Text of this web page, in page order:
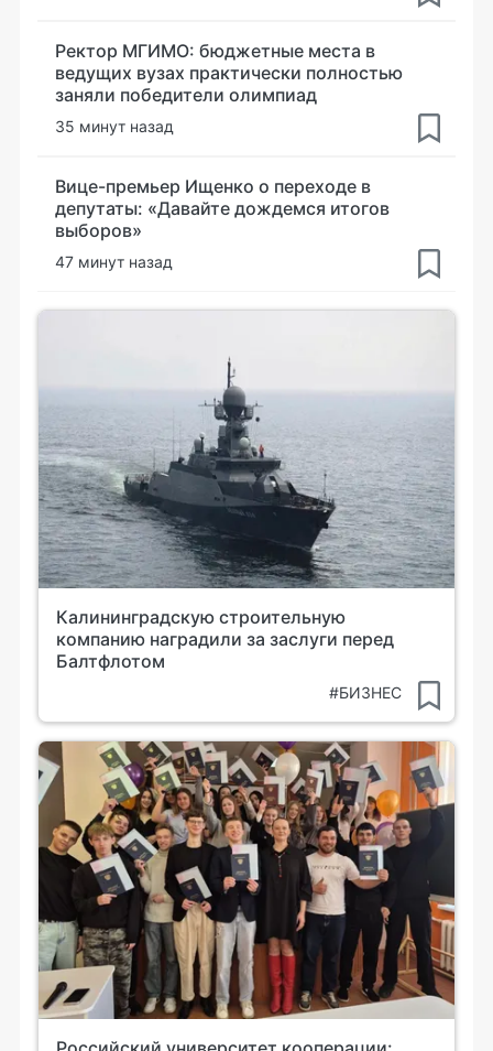
Ректор МГИМО: бюджетные места в
ведущих вузах практически полностью
заняли победители олимпиад
35 минут назад
Вице-премьер Ищенко о переходе в
депутаты: «Давайте дождемся итогов
выборов»
47 минут назад
Калининградскую строительную
компанию наградили за заслуги перед
Балтфлотом
#БИЗНЕС